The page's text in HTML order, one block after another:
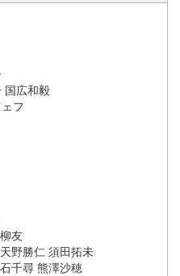
国広和毅
フ
友
野勝仁 須田拓未
千尋 熊澤沙穂